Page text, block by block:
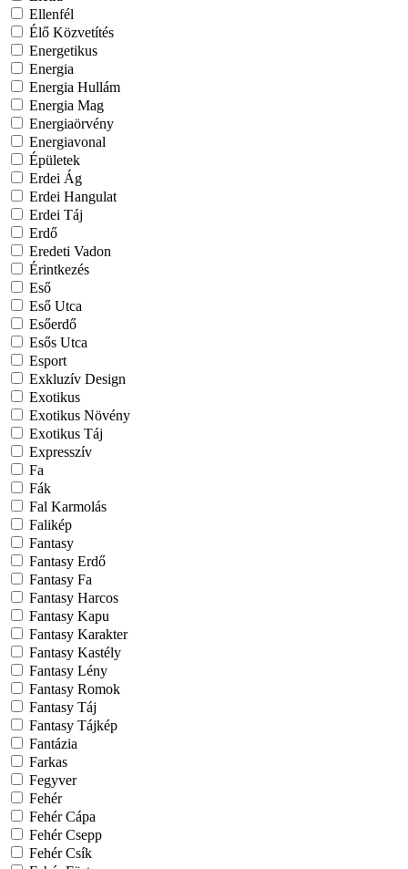
Ellenfél
Élő Közvetítés
Energetikus
Energia
Energia Hullám
Energia Mag
Energiaörvény
Energiavonal
Épületek
Erdei Ág
Erdei Hangulat
Erdei Táj
Erdő
Eredeti Vadon
Érintkezés
Eső
Eső Utca
Esőerdő
Esős Utca
Esport
Exkluzív Design
Exotikus
Exotikus Növény
Exotikus Táj
Expresszív
Fa
Fák
Fal Karmolás
Falikép
Fantasy
Fantasy Erdő
Fantasy Fa
Fantasy Harcos
Fantasy Kapu
Fantasy Karakter
Fantasy Kastély
Fantasy Lény
Fantasy Romok
Fantasy Táj
Fantasy Tájkép
Fantázia
Farkas
Fegyver
Fehér
Fehér Cápa
Fehér Csepp
Fehér Csík